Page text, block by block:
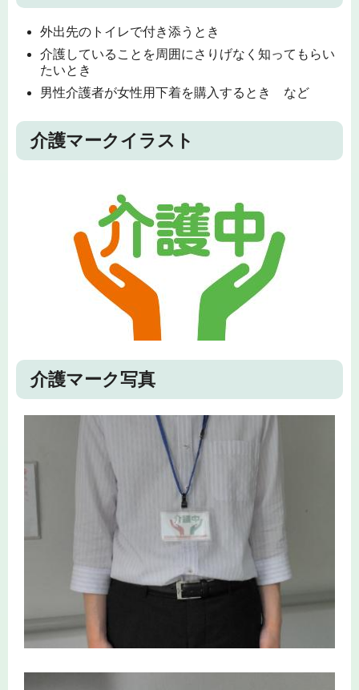
外出先のトイレで付き添うとき
介護していることを周囲にさりげなく知ってもらい
たいとき
男性介護者が女性用下着を購入するとき など
介護マークイラスト
介護マーク写真